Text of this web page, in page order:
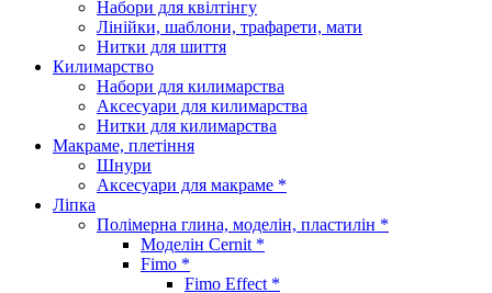
Набори для квілтінгу
Лінійки, шаблони, трафарети, мати
Нитки для шиття
Килимарство
Набори для килимарства
Аксесуари для килимарства
Нитки для килимарства
Макраме, плетіння
Шнури
Аксесуари для макраме *
Ліпка
Полімерна глина, моделін, пластилін *
Моделін Cernit *
Fimo *
Fimo Effect *